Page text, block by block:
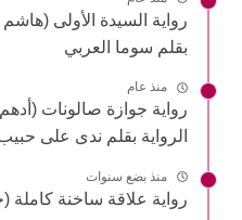
رواية السيدة الأولى (هاشم
بقلم سوما العربي
منذ عام
رواية جوازة صالونات
الرواية بقلم ندى على حبيب
منذ بضع سنوات
رواية علاقة ساخنة كاملة